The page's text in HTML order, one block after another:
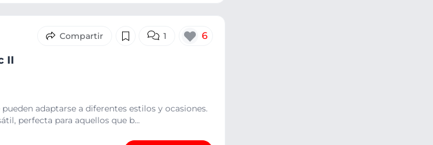
1 6
II
adaptarse a diferentes estilos y ocasiones.
perfecta para aquellos que b...